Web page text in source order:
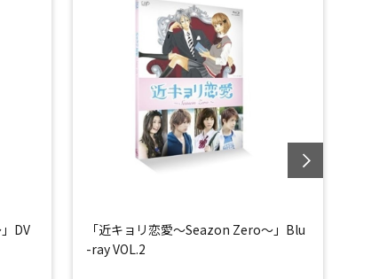
DV
「近キョリ恋愛～Seazon Zero～」Blu
-ray VOL.2